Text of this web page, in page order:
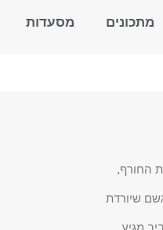
מתכונים מסעדות
החורף,
שיורדת